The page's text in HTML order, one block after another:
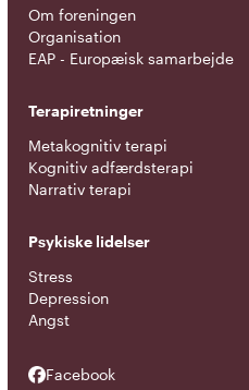
Om foreningen
Organisation
EAP - Europæisk samarbejde
Terapiretninger
Metakognitiv terapi
Kognitiv adfærdsterapi
Narrativ terapi
Psykiske lidelser
Stress
Depression
Angst
Facebook
Facebook